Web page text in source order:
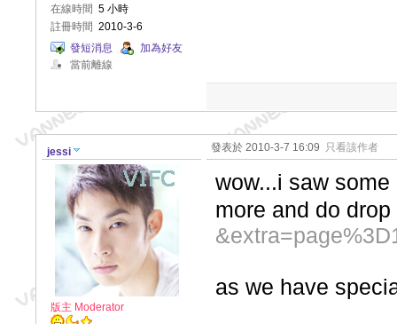
在線時間 5 小時
註冊時間 2010-3-6
發短消息
加為好友
當前離線
jessi
版主 Moderator
發表於 2010-3-7 16:09 只看該作者
wow...i saw
more and do
as we have